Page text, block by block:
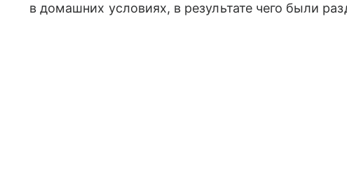
в домашних условиях, в результате чего были